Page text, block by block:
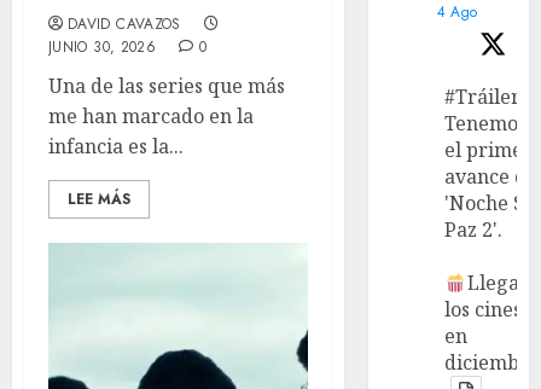
DAVID CAVAZOS
JUNIO 30, 2026
0
Una de las series que más
me han marcado en la
infancia es la...
LEE MÁS
4 Ago
#Tráiler
Tenemos
el primer
avance de
'Noche
Paz 2'.
Llega a
los cines
en